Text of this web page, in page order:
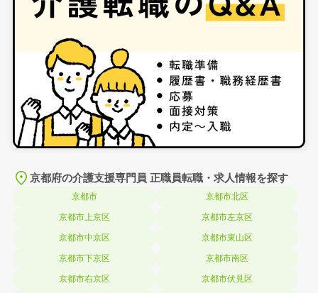
京都府の介護支援専門員 正職員転職・求人情報を探す
京都市 京都市北区
京都市上京区 京都市左京区
京都市中京区 京都市東山区
京都市下京区 京都市南区
京都市右京区 京都市伏見区